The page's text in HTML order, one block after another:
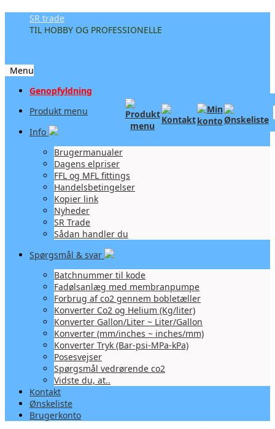
SR trade
TIL HOBBY OG PROFESSIONELLE
Menu
Videre
indhold
Genopfyldning
Produkt menu
Info
Brugermanualer
Dagens elpriser
FFL og MFL fittings
Handelsbetingelser
Kopier link
Nyheder
SR Trade
Sådan handler du
Spørgsmål & svar
Batchnummer til kode
Fadølsanlæg med membranpumpe
Forbrug af co2 gennem bobletæller
Konverter Co2 og Helium (Kg/liter)
Konverter Gallon/Liter ~ Liter/Gallon
Konverter (mm/inches ~ inches/mm)
Konverter Tryk (Bar-psi-MPa-kPa)
Posesvejser
Spørgsmål vedrørende co2
Vidste du, at..
Kontakt
Ønskeliste
Brugerkonto